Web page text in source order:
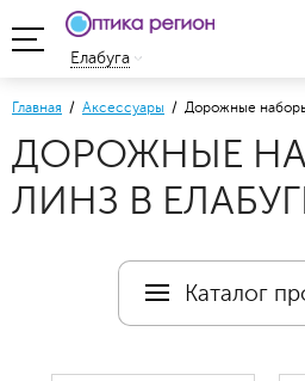
Елабуга
Главная / Аксессуары / Дорожные
ДОРОЖНЫЕ
ЛИНЗ В
Каталог